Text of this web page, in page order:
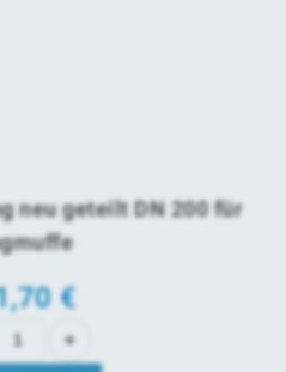
neu geteilt DN 200 für
€